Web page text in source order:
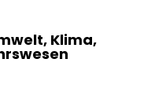
Klima,